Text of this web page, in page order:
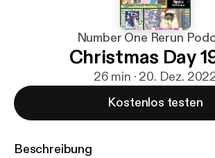
Number One Rerun
Christmas Day
26 min · 20. Dez.
Kostenlos testen
Beschreibung